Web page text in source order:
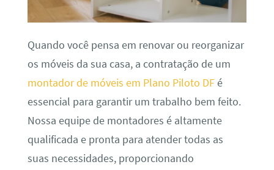
Quando você pensa em renovar ou reorganizar
os móveis da sua casa, a contratação de um
montador de móveis em Plano Piloto DFé
essencial para garantir um trabalho bem feito.
Nossa equipe de montadores é altamente
qualificada e pronta para atender todas as
suas necessidades, proporcionando